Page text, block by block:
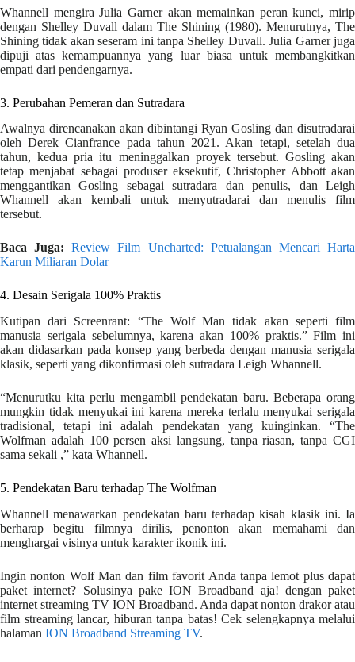
Whannell mengira Julia Garner akan memainkan peran kunci, mirip
dengan Shelley Duvall dalam The Shining (1980). Menurutnya, The
Shining tidak akan seseram ini tanpa Shelley Duvall. Julia Garner juga
dipuji atas kemampuannya yang luar biasa untuk membangkitkan
empati dari pendengarnya.
3. Perubahan Pemeran dan Sutradara
Awalnya direncanakan akan dibintangi Ryan Gosling dan disutradarai
oleh Derek Cianfrance pada tahun 2021. Akan tetapi, setelah dua
tahun, kedua pria itu meninggalkan proyek tersebut. Gosling akan
tetap menjabat sebagai produser eksekutif, Christopher Abbott akan
menggantikan Gosling sebagai sutradara dan penulis, dan Leigh
Whannell akan kembali untuk menyutradarai dan menulis film
tersebut.
Baca Juga:
Review Film Uncharted: Petualangan Mencari Harta
Karun Miliaran Dolar
4. Desain Serigala 100% Praktis
Kutipan dari Screenrant: “The Wolf Man tidak akan seperti film
manusia serigala sebelumnya, karena akan 100% praktis.” Film ini
akan didasarkan pada konsep yang berbeda dengan manusia serigala
klasik, seperti yang dikonfirmasi oleh sutradara Leigh Whannell.
“Menurutku kita perlu mengambil pendekatan baru. Beberapa orang
mungkin tidak menyukai ini karena mereka terlalu menyukai serigala
tradisional, tetapi ini adalah pendekatan yang kuinginkan. “The
Wolfman adalah 100 persen aksi langsung, tanpa riasan, tanpa CGI
sama sekali ,” kata Whannell.
5. Pendekatan Baru terhadap The Wolfman
Whannell menawarkan pendekatan baru terhadap kisah klasik ini. Ia
berharap begitu filmnya dirilis, penonton akan memahami dan
menghargai visinya untuk karakter ikonik ini.
Ingin nonton Wolf Man dan film favorit Anda tanpa lemot plus dapat
paket internet? Solusinya pake ION Broadband aja! dengan paket
internet streaming TV ION Broadband. Anda dapat nonton drakor atau
film streaming lancar, hiburan tanpa batas! Cek selengkapnya melalui
halaman ION Broadband Streaming TV.